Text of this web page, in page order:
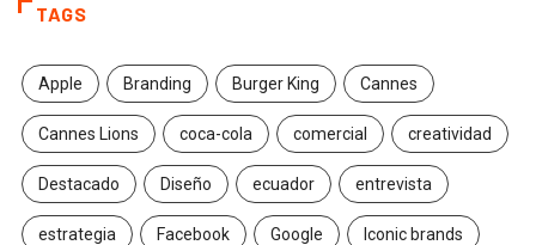
TAGS
Apple Branding Burger King Cannes
Cannes Lions coca-cola comercial creatividad
Destacado Diseño ecuador entrevista
estrategia Facebook Google Iconic brands